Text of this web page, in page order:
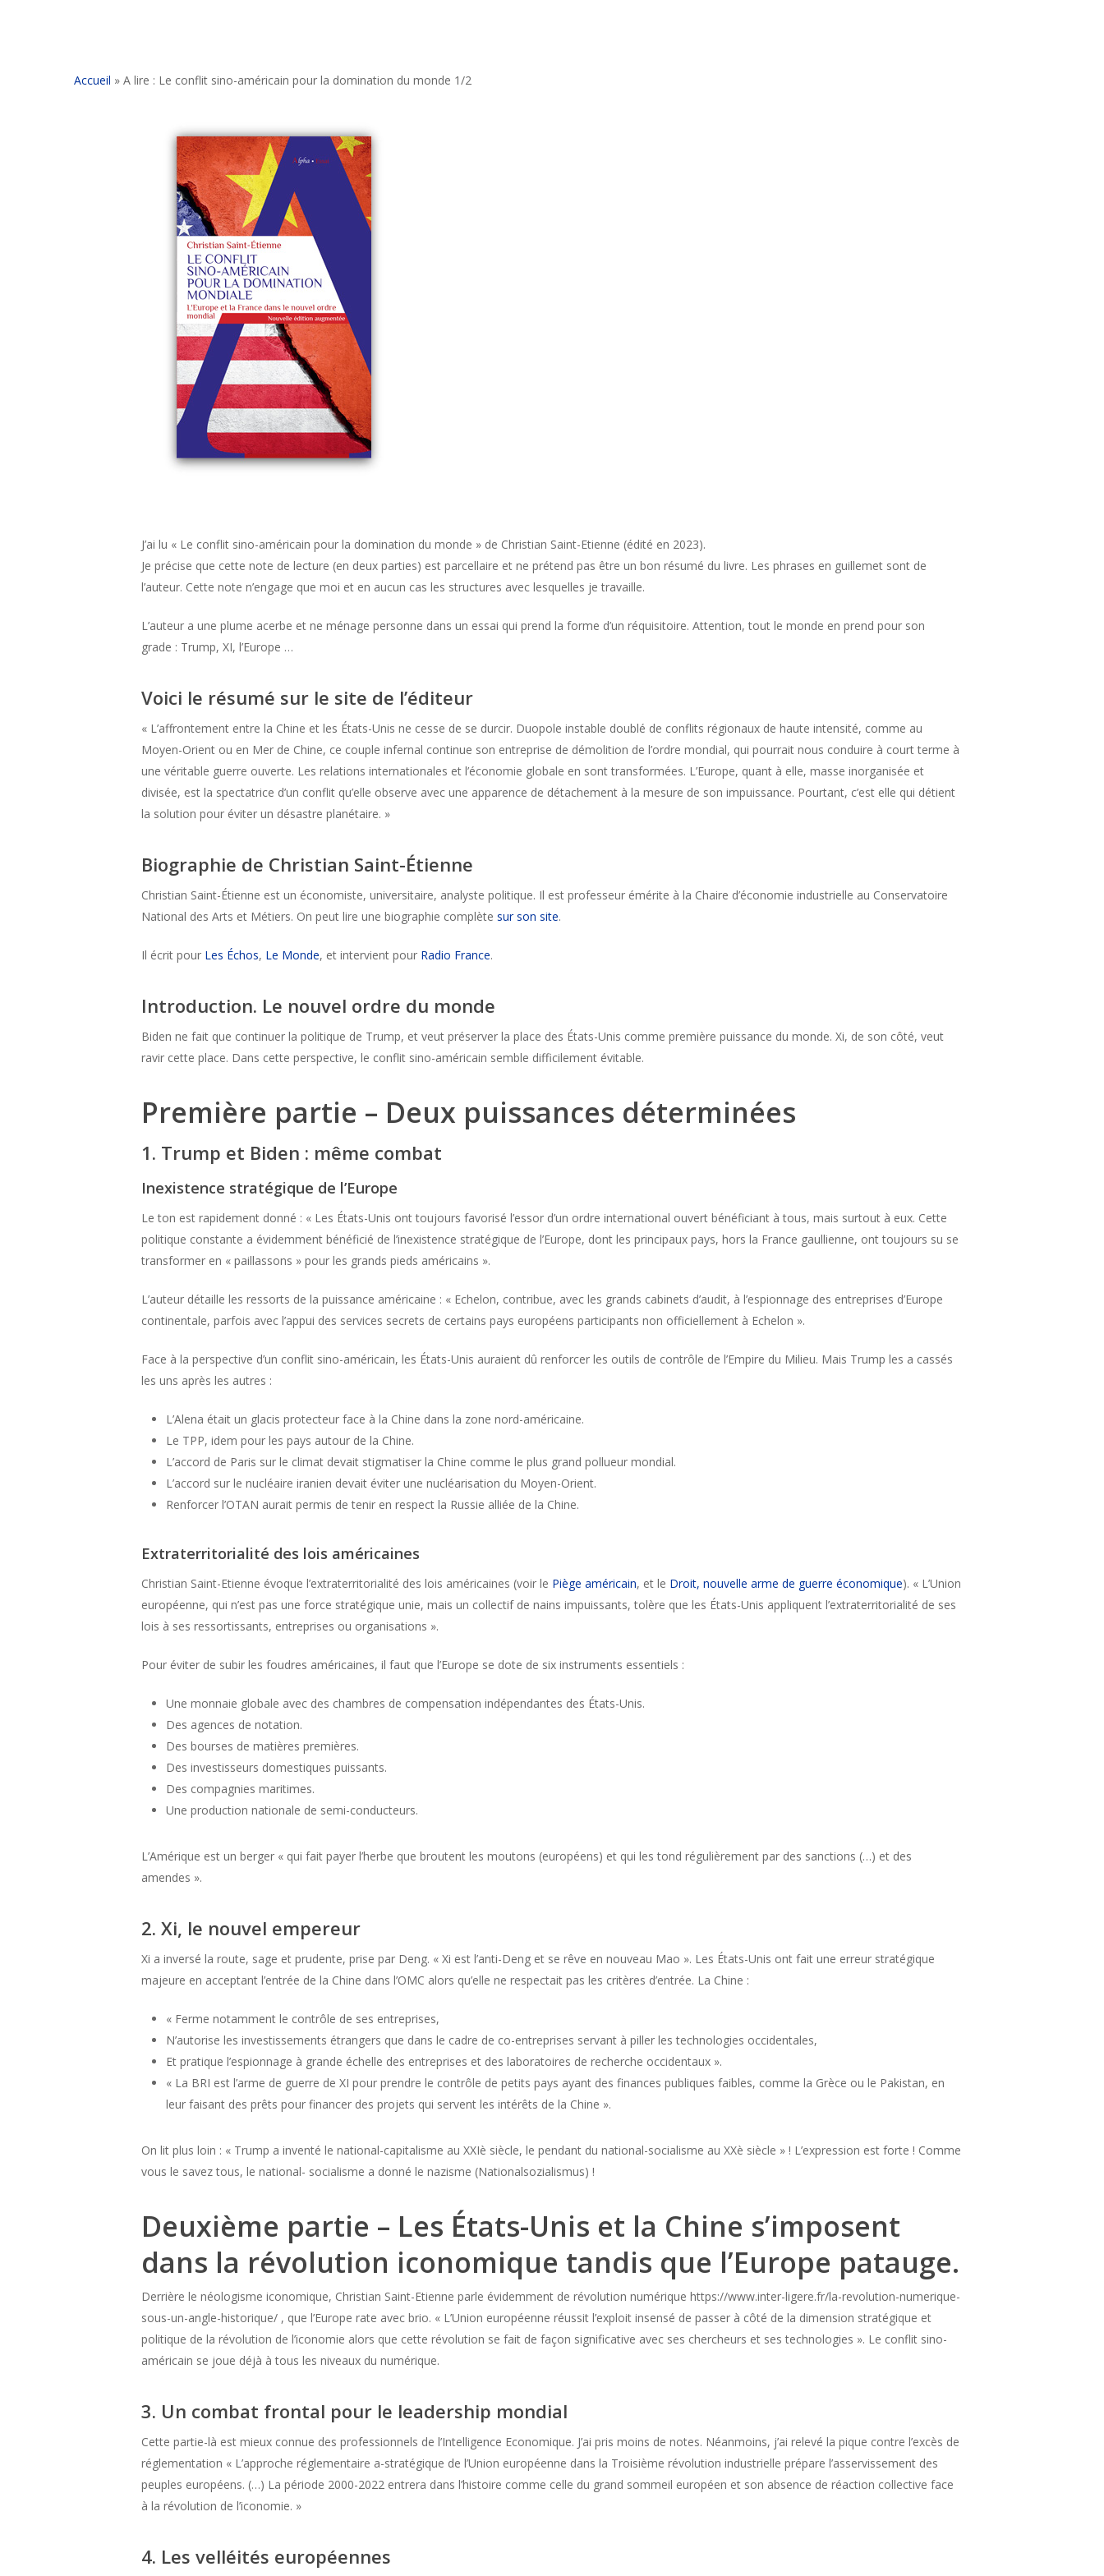
Accueil » A lire : Le conflit sino-américain pour la domination du monde 1/2
J’ai lu « Le conflit sino-américain pour la domination du monde » de Christian Saint-Etienne (édité en 2023).
Je précise que cette note de lecture (en deux parties) est parcellaire et ne prétend pas être un bon résumé du livre. Les phrases en guillemet sont de
l’auteur. Cette note n’engage que moi et en aucun cas les structures avec lesquelles je travaille.
L’auteur a une plume acerbe et ne ménage personne dans un essai qui prend la forme d’un réquisitoire. Attention, tout le monde en prend pour son
grade : Trump, XI, l’Europe …
Voici le résumé sur le site de l’éditeur
« L’affrontement entre la Chine et les États-Unis ne cesse de se durcir. Duopole instable doublé de conflits régionaux de haute intensité, comme au
Moyen-Orient ou en Mer de Chine, ce couple infernal continue son entreprise de démolition de l’ordre mondial, qui pourrait nous conduire à court terme à
une véritable guerre ouverte. Les relations internationales et l’économie globale en sont transformées. L’Europe, quant à elle, masse inorganisée et
divisée, est la spectatrice d’un conflit qu’elle observe avec une apparence de détachement à la mesure de son impuissance. Pourtant, c’est elle qui détient
la solution pour éviter un désastre planétaire. »
Biographie de Christian Saint-Étienne
Christian Saint-Étienne est un économiste, universitaire, analyste politique. Il est professeur émérite à la Chaire d’économie industrielle au Conservatoire
National des Arts et Métiers. On peut lire une biographie complète sur son site.
Il écrit pour Les Échos, Le Monde, et intervient pour Radio France.
Introduction. Le nouvel ordre du monde
Biden ne fait que continuer la politique de Trump, et veut préserver la place des États-Unis comme première puissance du monde. Xi, de son côté, veut
ravir cette place. Dans cette perspective, le conflit sino-américain semble difficilement évitable.
Première partie – Deux puissances déterminées
1. Trump et Biden : même combat
Inexistence stratégique de l’Europe
Le ton est rapidement donné : « Les États-Unis ont toujours favorisé l’essor d’un ordre international ouvert bénéficiant à tous, mais surtout à eux. Cette
politique constante a évidemment bénéficié de l’inexistence stratégique de l’Europe, dont les principaux pays, hors la France gaullienne, ont toujours su se
transformer en « paillassons » pour les grands pieds américains ».
L’auteur détaille les ressorts de la puissance américaine : « Echelon, contribue, avec les grands cabinets d’audit, à l’espionnage des entreprises d’Europe
continentale, parfois avec l’appui des services secrets de certains pays européens participants non officiellement à Echelon ».
Face à la perspective d’un conflit sino-américain, les États-Unis auraient dû renforcer les outils de contrôle de l’Empire du Milieu. Mais Trump les a cassés
les uns après les autres :
L’Alena était un glacis protecteur face à la Chine dans la zone nord-américaine.
Le TPP, idem pour les pays autour de la Chine.
L’accord de Paris sur le climat devait stigmatiser la Chine comme le plus grand pollueur mondial.
L’accord sur le nucléaire iranien devait éviter une nucléarisation du Moyen-Orient.
Renforcer l’OTAN aurait permis de tenir en respect la Russie alliée de la Chine.
Extraterritorialité des lois américaines
Christian Saint-Etienne évoque l’extraterritorialité des lois américaines (voir le Piège américain, et le Droit, nouvelle arme de guerre économique). « L’Union
européenne, qui n’est pas une force stratégique unie, mais un collectif de nains impuissants, tolère que les États-Unis appliquent l’extraterritorialité de ses
lois à ses ressortissants, entreprises ou organisations ».
Pour éviter de subir les foudres américaines, il faut que l’Europe se dote de six instruments essentiels :
Une monnaie globale avec des chambres de compensation indépendantes des États-Unis.
Des agences de notation.
Des bourses de matières premières.
Des investisseurs domestiques puissants.
Des compagnies maritimes.
Une production nationale de semi-conducteurs.
L’Amérique est un berger « qui fait payer l’herbe que broutent les moutons (européens) et qui les tond régulièrement par des sanctions (…) et des
amendes ».
2. Xi, le nouvel empereur
Xi a inversé la route, sage et prudente, prise par Deng. « Xi est l’anti-Deng et se rêve en nouveau Mao ». Les États-Unis ont fait une erreur stratégique
majeure en acceptant l’entrée de la Chine dans l’OMC alors qu’elle ne respectait pas les critères d’entrée. La Chine :
« Ferme notamment le contrôle de ses entreprises,
N’autorise les investissements étrangers que dans le cadre de co-entreprises servant à piller les technologies occidentales,
Et pratique l’espionnage à grande échelle des entreprises et des laboratoires de recherche occidentaux ».
« La BRI est l’arme de guerre de XI pour prendre le contrôle de petits pays ayant des finances publiques faibles, comme la Grèce ou le Pakistan, en
leur faisant des prêts pour financer des projets qui servent les intérêts de la Chine ».
On lit plus loin : « Trump a inventé le national-capitalisme au XXIè siècle, le pendant du national-socialisme au XXè siècle » ! L’expression est forte ! Comme
vous le savez tous, le national- socialisme a donné le nazisme (Nationalsozialismus) !
Deuxième partie – Les États-Unis et la Chine s’imposent
dans la révolution iconomique tandis que l’Europe patauge.
Derrière le néologisme iconomique, Christian Saint-Etienne parle évidemment de révolution numérique https://www.inter-ligere.fr/la-revolution-numerique-
sous-un-angle-historique/ , que l’Europe rate avec brio. « L’Union européenne réussit l’exploit insensé de passer à côté de la dimension stratégique et
politique de la révolution de l’iconomie alors que cette révolution se fait de façon significative avec ses chercheurs et ses technologies ». Le conflit sino-
américain se joue déjà à tous les niveaux du numérique.
3. Un combat frontal pour le leadership mondial
Cette partie-là est mieux connue des professionnels de l’Intelligence Economique. J’ai pris moins de notes. Néanmoins, j’ai relevé la pique contre l’excès de
réglementation « L’approche réglementaire a-stratégique de l’Union européenne dans la Troisième révolution industrielle prépare l’asservissement des
peuples européens. (…) La période 2000-2022 entrera dans l’histoire comme celle du grand sommeil européen et son absence de réaction collective face
à la révolution de l’iconomie. »
4. Les velléités européennes